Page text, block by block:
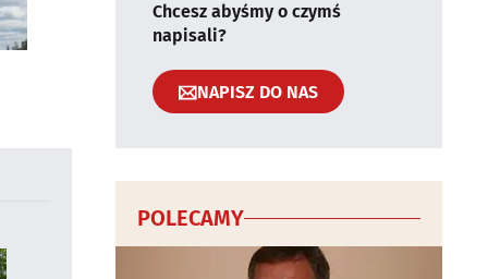
Chcesz abyśmy o czymś
napisali?
NAPISZ DO NAS
POLECAMY